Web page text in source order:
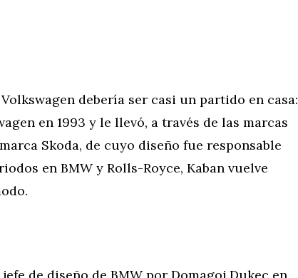
debería ser casi un partido en casa:
en 1993 y le llevó, a través de las marcas
Skoda, de cuyo diseño fue responsable
en BMW y Rolls-Royce, Kaban vuelve
de diseño de BMW por Domagoj Dukec en